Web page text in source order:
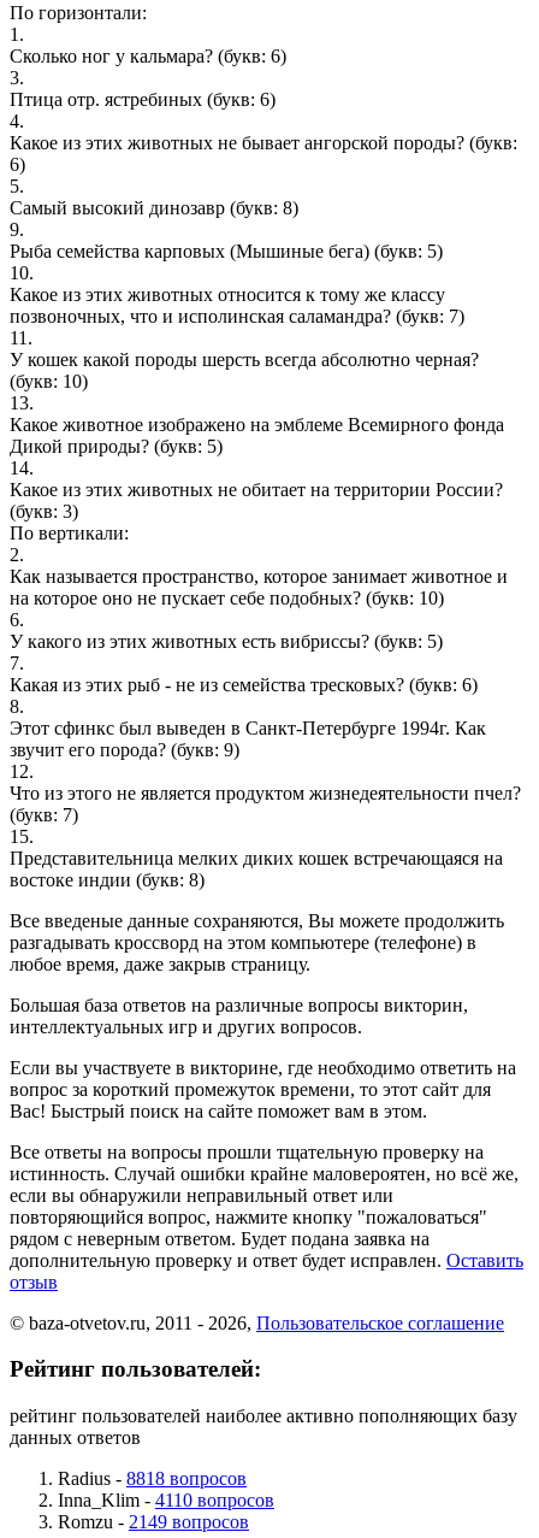
По горизонтали:
1.
Сколько ног у кальмара? (букв: 6)
3.
Птицa oтp. яcтpeбиныx (букв: 6)
4.
Какое из этих животных не бывает ангорской породы? (букв:
6)
5.
Самый высокий динозавр (букв: 8)
9.
Рыба семейства карповых (Мышиные бега) (букв: 5)
10.
Какое из этих животных относится к тому же классу
позвоночных, что и исполинская саламандра? (букв: 7)
11.
У кошек какой породы шерсть всегда абсолютно черная?
(букв: 10)
13.
Какое животное изображено на эмблеме Всемирного фонда
Дикой природы? (букв: 5)
14.
Какое из этих животных не обитает на территории России?
(букв: 3)
По вертикали:
2.
Как называется пространство, которое занимает животное и
на которое оно не пускает себе подобных? (букв: 10)
6.
У какого из этих животных есть вибриссы? (букв: 5)
7.
Какая из этих рыб - не из семейства тресковых? (букв: 6)
8.
Этот сфинкс был выведен в Санкт-Петербурге 1994г. Как
звучит его порода? (букв: 9)
12.
Что из этого не является продуктом жизнедеятельности пчел?
(букв: 7)
15.
Представительница мелких диких кошек встречающаяся на
востоке индии (букв: 8)
Все введеные данные сохраняются, Вы можете продолжить
разгадывать кроссворд на этом компьютере (телефоне) в
любое время, даже закрыв страницу.
Большая база ответов на различные вопросы викторин,
интеллектуальных игр и других вопросов.
Если вы участвуете в викторине, где необходимо ответить на
вопрос за короткий промежуток времени, то этот сайт для
Вас! Быстрый поиск на сайте поможет вам в этом.
Все ответы на вопросы прошли тщательную проверку на
истинность. Случай ошибки крайне маловероятен, но всё же,
если вы обнаружили неправильный ответ или
повторяющийся вопрос, нажмите кнопку "пожаловаться"
рядом с неверным ответом. Будет подана заявка на
дополнительную проверку и ответ будет исправлен. Оставить
отзыв
© baza-otvetov.ru, 2011 - 2026, Пользовательское соглашение
Рейтинг пользователей:
рейтинг пользователей наиболее активно пополняющих базу
данных ответов
Radius - 8818 вопросов
Inna_Klim - 4110 вопросов
Romzu - 2149 вопросов